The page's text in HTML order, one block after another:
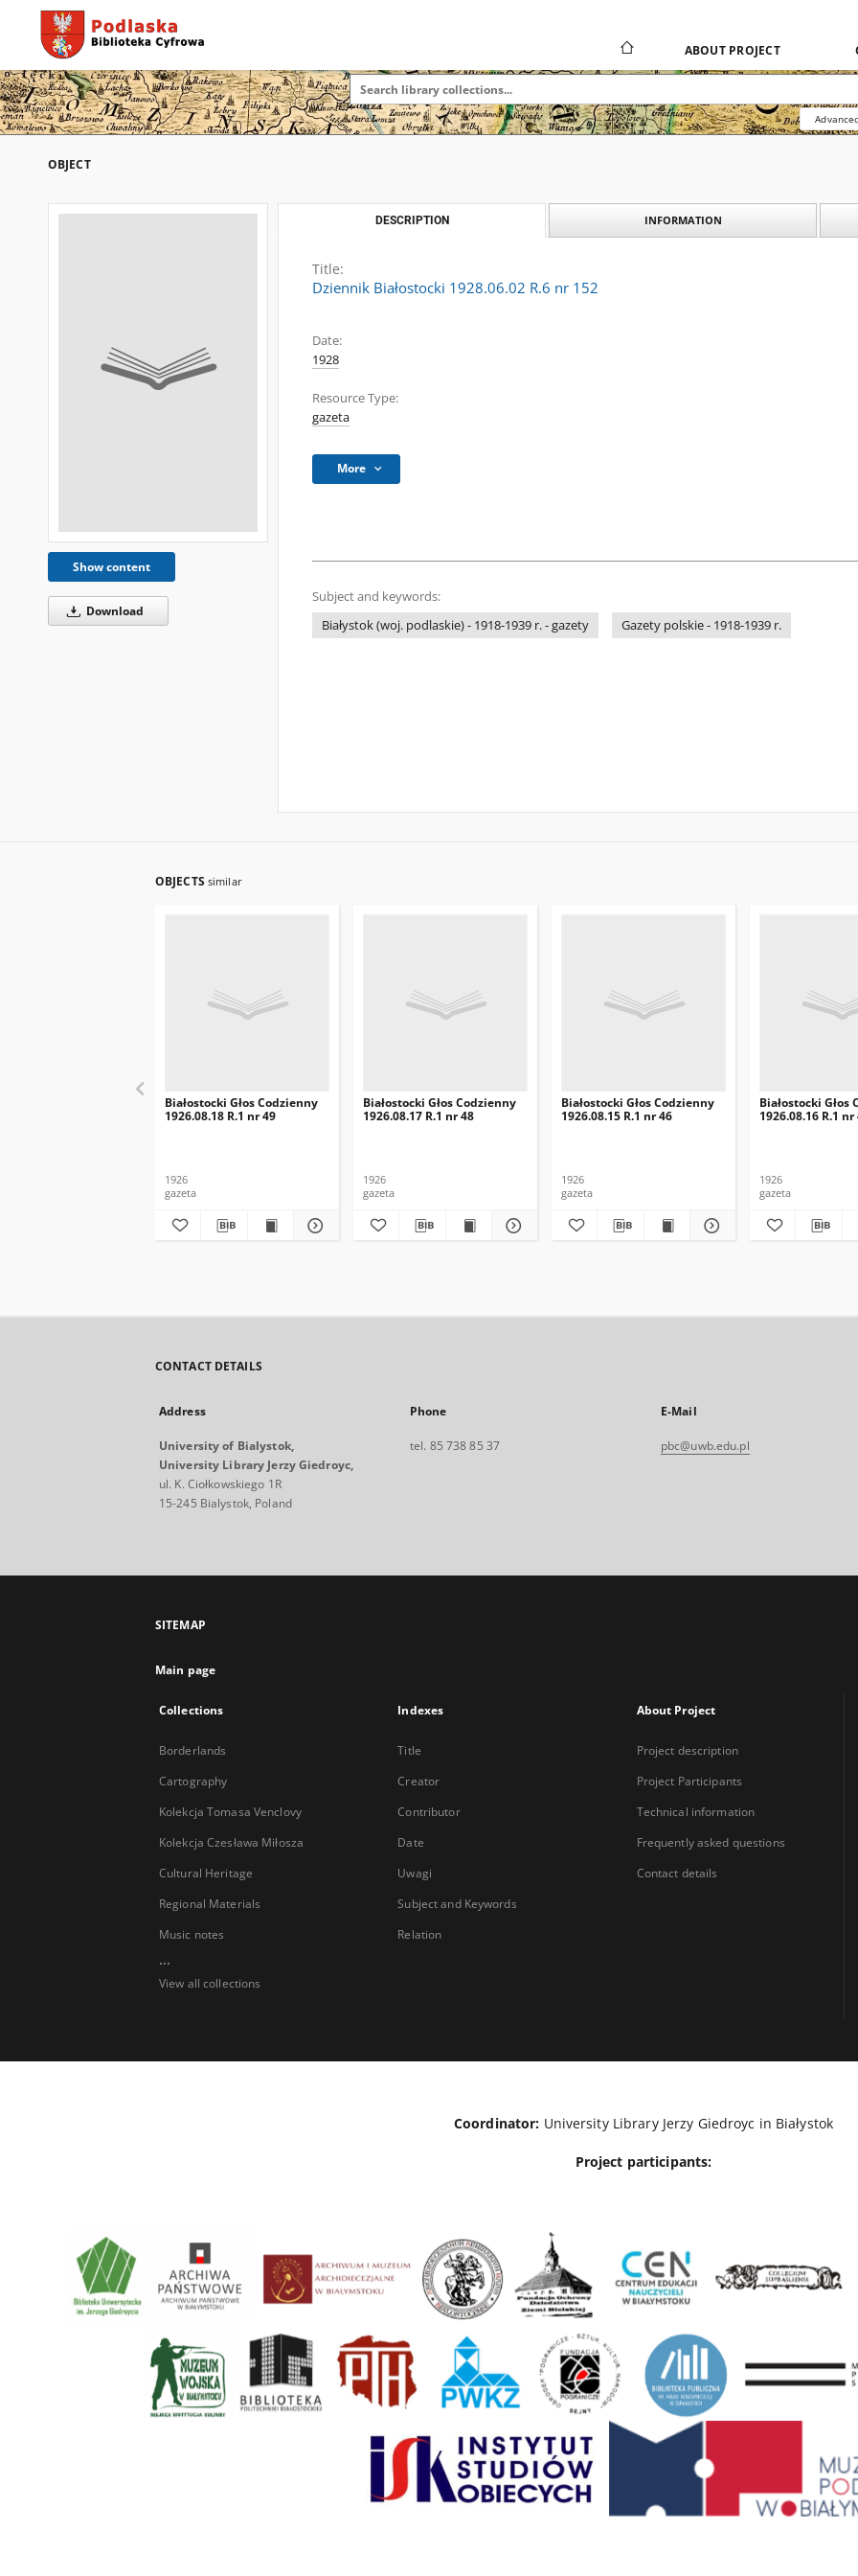
ABOUT PROJECT
OBJECT
Show content
Download
DESCRIPTION INFORMATION
Title:
Dziennik Białostocki 1928.06.02 R.6 nr 152
Date:
1928
Resource Type:
gazeta
More
Subject and keywords:
Białystok (woj. podlaskie) - 1918-1939 r. - gazety
Gazety polskie - 1918-1939 r.
OBJECTS similar
Białostocki Głos Codzienny
1926.08.18 R.1 nr 49
1926
gazeta
Białostocki Głos Codzienny
1926.08.17 R.1 nr 48
1926
gazeta
Białostocki Głos Codzienny
1926.08.15 R.1 nr 46
1926
gazeta
Białostocki Głos
1926.08.16 R.1 nr
1926
gazeta
CONTACT DETAILS
Address
University of Bialystok,
University Library Jerzy Giedroyc,
ul. K. Ciołkowskiego 1R
15-245 Bialystok, Poland
Phone
tel. 85 738 85 37
E-Mail
pbc@uwb.edu.pl
SITEMAP
Main page
Collections
Borderlands
Cartography
Kolekcja Tomasa Venclovy
Kolekcja Czesława Miłosza
Cultural Heritage
Regional Materials
Music notes
...
View all collections
Indexes
Title
Creator
Contributor
Date
Uwagi
Subject and Keywords
Relation
About Project
Project description
Project Participants
Technical information
Frequently asked questions
Contact details
Coordinator: University Library Jerzy Giedroyc in Białystok
Project participants: